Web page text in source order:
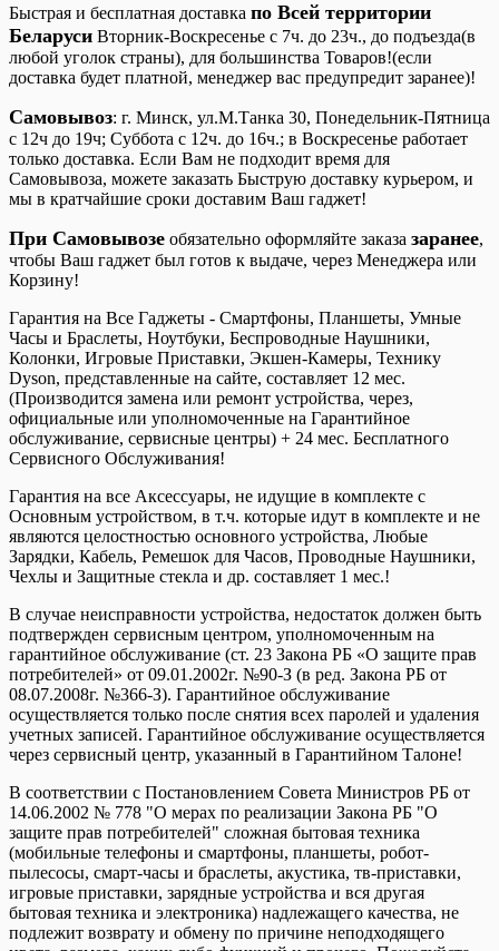
Быстрая и бесплатная доставка по Всей территории
Беларуси Вторник-Воскресенье с 7ч. до 23ч., до подъезда(в
любой уголок страны), для большинства Товаров!(если
доставка будет платной, менеджер вас предупредит заранее)!
Самовывоз: г. Минск, ул.М.Танка 30, Понедельник-Пятница
с 12ч до 19ч; Cуббота с 12ч. до 16ч.; в Воскресенье работает
только доставка. Если Вам не подходит время для
Самовывоза, можете заказать Быструю доставку курьером, и
мы в кратчайшие сроки доставим Ваш гаджет!
При Самовывозе обязательно оформляйте заказа заранее,
чтобы Ваш гаджет был готов к выдаче, через Менеджера или
Корзину!
Гарантия на Все Гаджеты - Смартфоны, Планшеты, Умные
Часы и Браслеты, Ноутбуки, Беспроводные Наушники,
Колонки, Игровые Приставки, Экшен-Камеры, Технику
Dyson, представленные на сайте, составляет 12 мес.
(Производится замена или ремонт устройства, через,
официальные или уполномоченные на Гарантийное
обслуживание, сервисные центры) + 24 мес. Бесплатного
Сервисного Обслуживания!
Гарантия на все Аксессуары, не идущие в комплекте с
Основным устройством, в т.ч. которые идут в комплекте и не
являются целостностью основного устройства, Любые
Зарядки, Кабель, Ремешок для Часов, Проводные Наушники,
Чехлы и Защитные стекла и др. составляет 1 мес.!
В случае неисправности устройства, недостаток должен быть
подтвержден сервисным центром, уполномоченным на
гарантийное обслуживание (ст. 23 Закона РБ «О защите прав
потребителей» от 09.01.2002г. №90-З (в ред. Закона РБ от
08.07.2008г. №366-З). Гарантийное обслуживание
осуществляется только после снятия всех паролей и удаления
учетных записей. Гарантийное обслуживание осуществляется
через сервисный центр, указанный в Гарантийном Талоне!
В соответствии с Постановлением Совета Министров РБ от
14.06.2002 № 778 "О мерах по реализации Закона РБ "О
защите прав потребителей" сложная бытовая техника
(мобильные телефоны и смартфоны, планшеты, робот-
пылесосы, смарт-часы и браслеты, акустика, тв-приставки,
игровые приставки, зарядные устройства и вся другая
бытовая техника и электроника) надлежащего качества, не
подлежит возврату и обмену по причине неподходящего